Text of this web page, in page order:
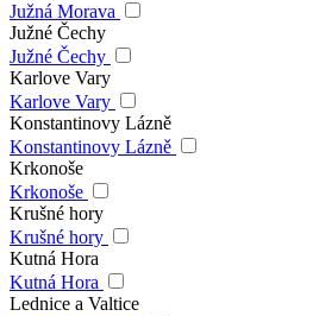
Južná Morava
Južné Čechy
Južné Čechy
Karlove Vary
Karlove Vary
Konstantinovy Lázně
Konstantinovy Lázně
Krkonoše
Krkonoše
Krušné hory
Krušné hory
Kutná Hora
Kutná Hora
Lednice a Valtice